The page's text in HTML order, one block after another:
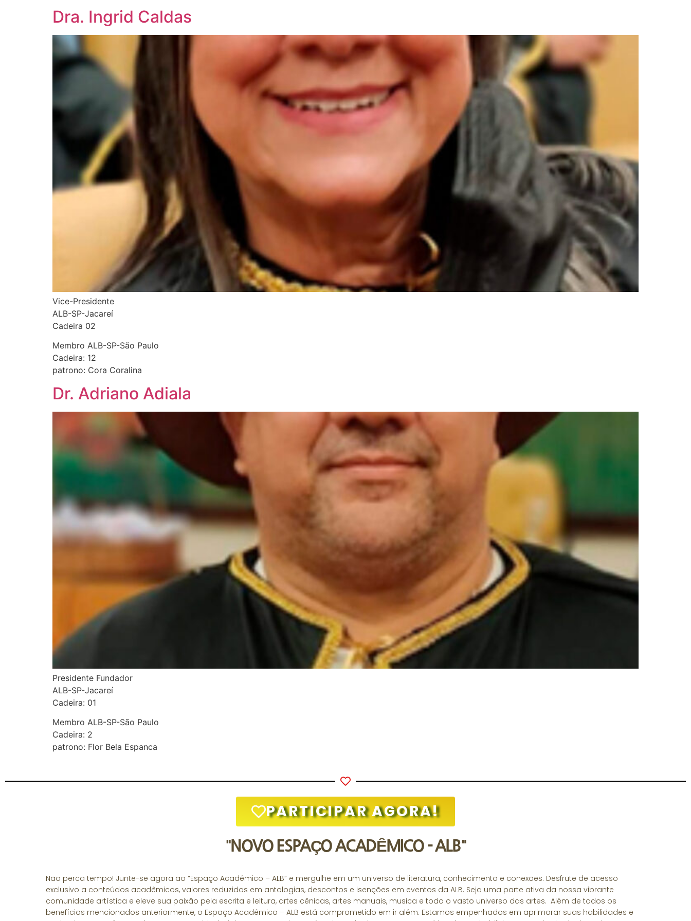
Dra. Ingrid Caldas
Vice-Presidente
ALB-SP-Jacareí
Cadeira 02
Membro ALB-SP-São Paulo
Cadeira: 12
patrono: Cora Coralina
Dr. Adriano Adiala
Presidente Fundador
ALB-SP-Jacareí
Cadeira: 01
Membro ALB-SP-São Paulo
Cadeira: 2
patrono: Flor Bela Espanca
PARTICIPAR AGORA!
"NOVO ESPAÇO ACADÊMICO - ALB"
Não perca tempo! Junte-se agora ao “Espaço Acadêmico – ALB” e mergulhe em um universo de literatura, conhecimento e conexões. Desfrute de acesso
exclusivo a conteúdos acadêmicos, valores reduzidos em antologias, descontos e isenções em eventos da ALB. Seja uma parte ativa da nossa vibrante
comunidade artística e eleve sua paixão pela escrita e leitura, artes cênicas, artes manuais, musica e todo o vasto universo das artes. Além de todos os
benefícios mencionados anteriormente, o Espaço Acadêmico – ALB está comprometido em ir além. Estamos empenhados em aprimorar suas habilidades e